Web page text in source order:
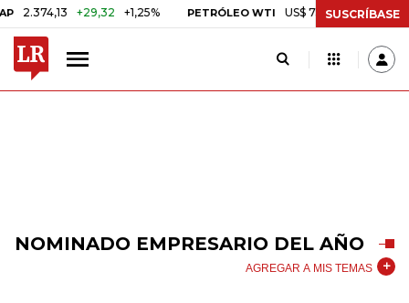
+29,32 +1,25% PETRÓLEO WTI US$ 75,09 -US$ 0,24 -
SUSCRÍBASE
NOMINADO EMPRESARIO DEL AÑO
AGREGAR A MIS TEMAS